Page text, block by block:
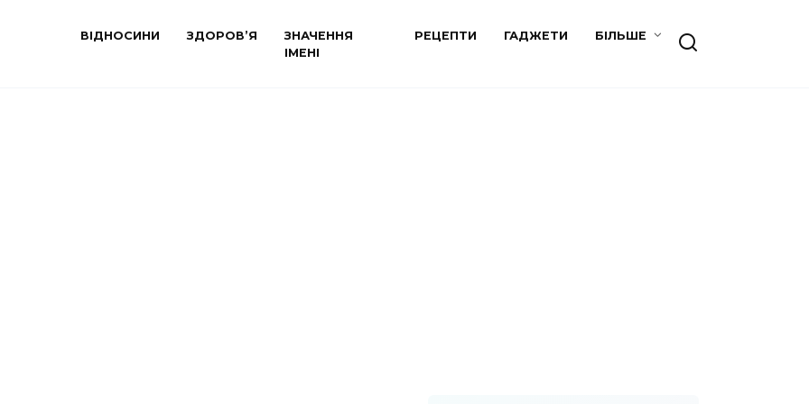
ВІДНОСИНИ ЗДОРОВ’Я
ЗНАЧЕННЯ
ІМЕНІ
РЕЦЕПТИ ГАДЖЕТИ БІЛЬШЕ